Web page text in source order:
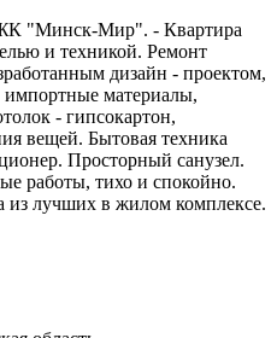
ЖК "Минск-Мир". - Квартира
и техникой. Ремонт
дизайн - проектом,
импортные материалы,
- гипсокартон,
вещей. Бытовая техника
Просторный санузел.
работы, тихо и спокойно.
из лучших в жилом комплексе.